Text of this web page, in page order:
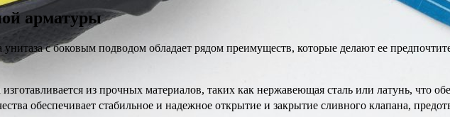
арматуры
унитаза с боковым подводом обладает рядом преимуществ, которые делают ее
изготавливается из прочных материалов, таких как нержавеющая сталь или латунь, что
обеспечивает стабильное и надежное открытие и закрытие сливного клапана,